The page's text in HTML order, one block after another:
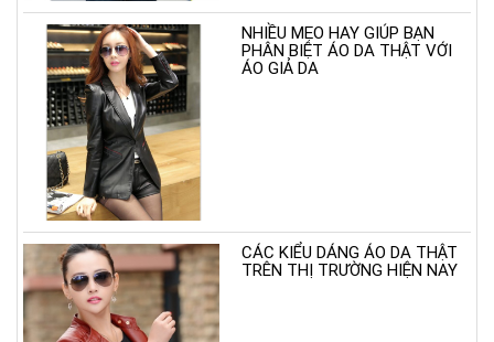
NHIỀU MẸO HAY GIÚP BẠN
PHÂN BIỆT ÁO DA THẬT VỚI
ÁO GIẢ DA
CÁC KIỂU DÁNG ÁO DA THẬT
TRÊN THỊ TRƯỜNG HIỆN NAY